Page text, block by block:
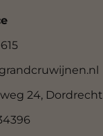
24, Dordrecht